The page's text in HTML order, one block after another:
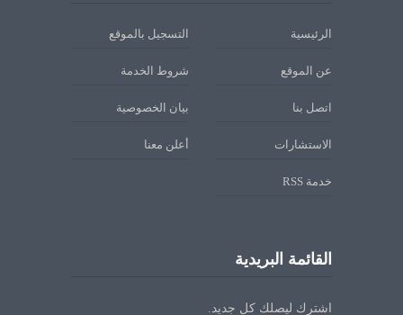
الرئيسية التسجيل بالموقع
عن الموقع شروط الخدمة
اتصل بنا بيان الخصوصية
الاستشارات أعلن معنا
خدمة RSS
القائمة البريدية
اشترك ليصلك كل جديد.